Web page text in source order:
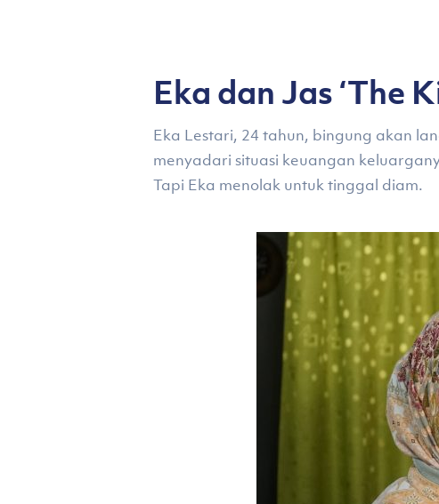
Eka dan Jas ‘The
Eka Lestari, 24 tahun, bingung akan
menyadari situasi keuangan
Tapi Eka menolak untuk tinggal diam.